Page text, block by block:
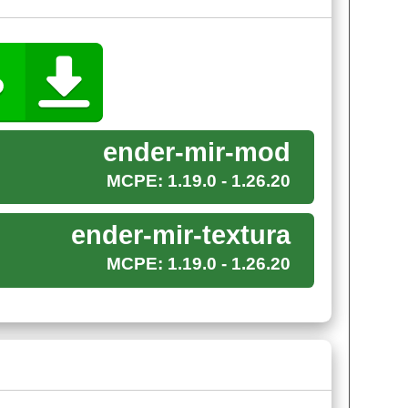
Без того опасное измерение Minecraft
тварями
Если вдруг игрок Майнкрафт ПЕ перед
напростопогибнет от первого же удара.
очень агрессивныеплотоядные цветы. Или
ender-mir-mod
MCPE: 1.19.0 - 1.26.20
ender-mir-textura
MCPE: 1.19.0 - 1.26.20